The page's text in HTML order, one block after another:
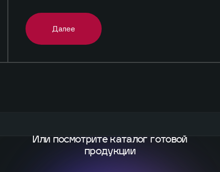
Далее
Или посмотрите каталог готовой
продукции